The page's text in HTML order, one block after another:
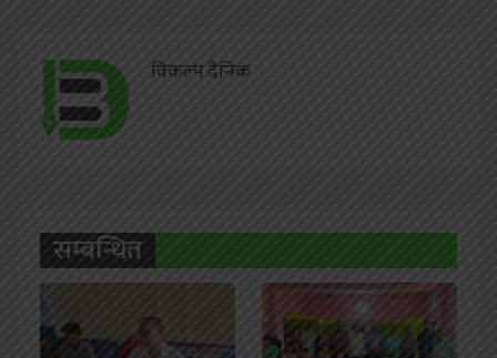
विकल्प दैनिक
सम्बन्धित